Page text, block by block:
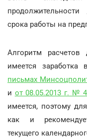
срока работы на
Алгоритм
имеется
письмах
и от 08.05.2013 г. №
имеется, поэтому
как и
текущего